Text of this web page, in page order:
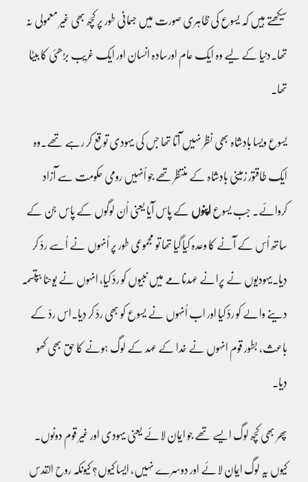
سیکھتے ہیں کہ یسوع کی ظاہری صورت میں جسمانی طور پر کچھ بھی غیر معمولی نہ
تھا۔دنیا کے لیے وہ ایک عام اورسادہ انسان اور ایک غریب بڑھئی کا بیٹا
تھا۔
یسوع ویسا بادشاہ بھی نظر نہیں آتا تھا جس کی یہودی توقع کر رہے تھے۔وہ
ایک طاقتور زمینی بادشاہ کے منتظر تھے جو اُنہیں رومی حکومت سے آزاد
کروائے۔ جب یسوعاپنوں کے پاس آیا یعنی اُن لوگوں کے پاس جن کے
ساتھ اُس کے آنے کا وعدہ کیا گیا تھا تو مجموعی طور پر اُنہوں نے اُسے ردّ کر
دِیا۔یہودیوں نے پرانے عہدنامے میں نبیوں کو ردّ کیا، انہوں نے یوحنا بپتسمہ
دینے والے کو ردّ کیا اور اب اُنہوں نے یسوع کو بھی ردّ کر دِیا۔اس ردّ کے
باعث، بطور قوم انہوں نے خدا کے عہد کے لوگ ہونے کا حق بھی کھو
دِیا۔
پھر بھی کچھ لوگ ایسے تھے جو ایمان لائے یعنی یہودی اور غیر قوم دونوں۔
کیوں یہ لوگ ایمان لائے اور دوسرے نہیں، ایسا کیوں؟ کیونکہ روح القدس